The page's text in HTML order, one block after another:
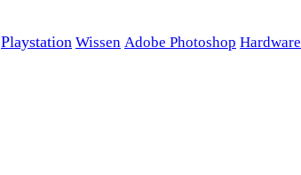
Playstation Wissen Adobe Photoshop Hardware